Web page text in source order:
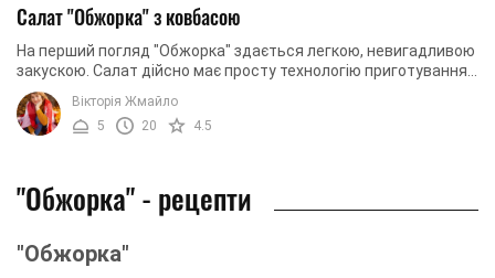
Салат "Обжорка" з ковбасою
На перший погляд "Обжорка" здається легкою, невигадливою
закускою. Салат дійсно має просту технологію приготування,
а більшість інгредієнтів завжди ...
Вікторія Жмайло
5
20 4.5
"Обжорка" - рецепти
"Обжорка"